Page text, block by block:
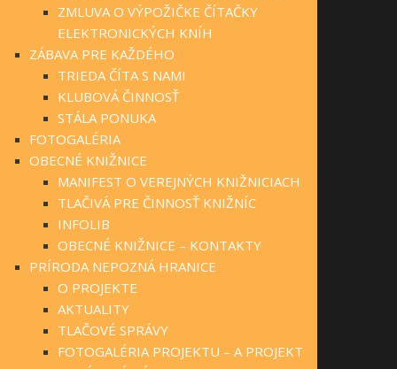
ZMLUVA O VÝPOŽIČKE ČÍTAČKY
ELEKTRONICKÝCH KNÍH
ZÁBAVA PRE KAŽDÉHO
TRIEDA ČÍTA S NAMI
KLUBOVÁ ČINNOSŤ
STÁLA PONUKA
FOTOGALÉRIA
OBECNÉ KNIŽNICE
MANIFEST O VEREJNÝCH KNIŽNICIACH
TLAČIVÁ PRE ČINNOSŤ KNIŽNÍC
INFOLIB
OBECNÉ KNIŽNICE – KONTAKTY
PRÍRODA NEPOZNÁ HRANICE
O PROJEKTE
AKTUALITY
TLAČOVÉ SPRÁVY
FOTOGALÉRIA PROJEKTU – A PROJEKT